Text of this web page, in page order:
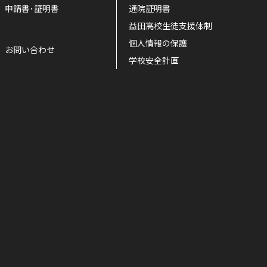
申請書･証明書
お問い合わせ
通院証明書
益田高校生徒支援体制
個人情報の保護
学校安全計画